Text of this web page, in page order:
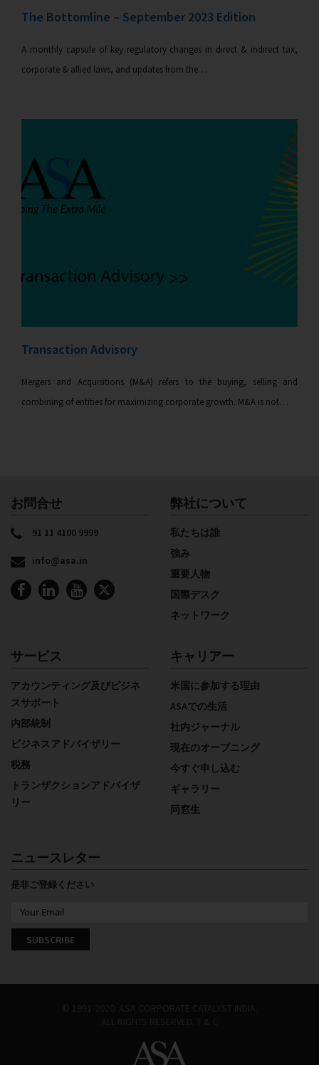
The Bottomline – September 2023 Edition
A monthly capsule of key regulatory changes in direct & indirect tax,
corporate & allied laws, and updates from the…
Transaction Advisory
Mergers and Acquisitions (M&A) refers to the buying, selling and
combining of entities for maximizing corporate growth. M&A is not…
お問合せ
91 11 4100 9999
info@asa.in
弊社について
私たちは誰
強み
重要人物
国際デスク
ネットワーク
サービス
アカウンティング及びビジネ
スサポート
内部統制
ビジネスアドバイザリー
税務
トランザクションアドバイザ
リー
キャリアー
米国に参加する理由
ASAでの生活
社内ジャーナル
現在のオープニング
今すぐ申し込む
ギャラリー
同窓生
ニュースレター
是非ご登録ください